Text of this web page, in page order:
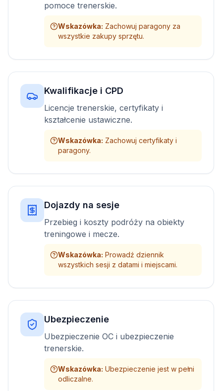
pomoce trenerskie.
Wskazówka: Zachowuj paragony za
wszystkie zakupy sprzętu.
Kwalifikacje i CPD
Licencje trenerskie, certyfikaty i
kształcenie ustawiczne.
Wskazówka: Zachowuj certyfikaty i
paragony.
Dojazdy na sesje
Przebieg i koszty podróży na obiekty
treningowe i mecze.
Wskazówka: Prowadź dziennik
wszystkich sesji z datami i miejscami.
Ubezpieczenie
Ubezpieczenie OC i ubezpieczenie
trenerskie.
Wskazówka: Ubezpieczenie jest w pełni
odliczalne.